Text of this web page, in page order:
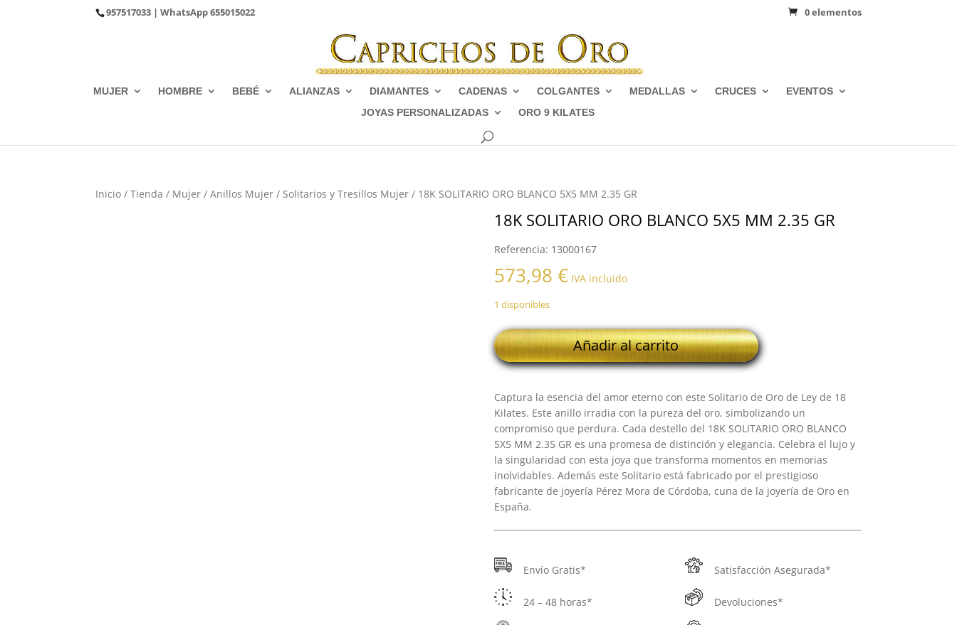
957517033 | WhatsApp655015022 0 elementos
MUJER HOMBRE BEBÉ ALIANZAS DIAMANTES CADENAS COLGANTES MEDALLAS CRUCES
EVENTOS
JOYAS PERSONALIZADAS
ORO 9 KILATES
Inicio /Tienda / Mujer /Anillos Mujer / Solitarios y Tresillos Mujer / 18K SOLITARIO ORO BLANCO 5X5 MM 2.35 GR
18K SOLITARIO ORO BLANCO 5X5 MM 2.35 GR
Referencia: 13000167
573,98 € IVA incluido
1 disponibles
18K
SOLITARIO
ORO
5X5
MM
2.35
GR
cantidad
Añadir al carrito
Captura la esencia del amor eterno con este Solitario de Oro de Ley de 18
Kilates. Este anillo irradia con la pureza del oro, simbolizando un
compromiso que perdura. Cada destello del 18K SOLITARIO ORO BLANCO
5X5 MM 2.35 GR es una promesa de distinción y elegancia. Celebra el lujo y
la singularidad con esta joya que transforma momentos en memorias
inolvidables. Además este Solitario está fabricado por el prestigioso
fabricante de joyería Pérez Mora de Córdoba, cuna de la joyería de Oro en
España.
Envío Gratis*
24 – 48 horas*
Satisfacción Asegurada*
Devoluciones*